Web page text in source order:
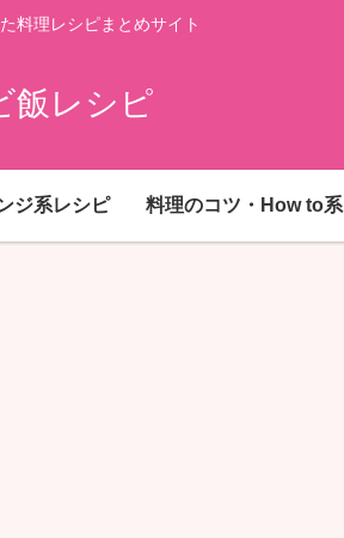
料理レシピまとめサイト
飯レシピ
ジ系レシピ 料理のコツ・How to系